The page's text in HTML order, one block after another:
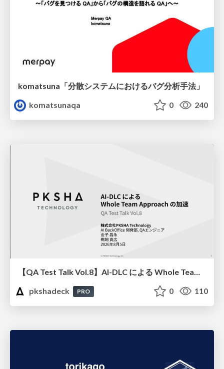
komatsuna「分散システムにおけるバグ分析手法」
komatsunaqa
0 240
【QA Test Talk Vol.8】AI-DLC による Whole Team Approach の加速
pkshadeck
PRO 0 110